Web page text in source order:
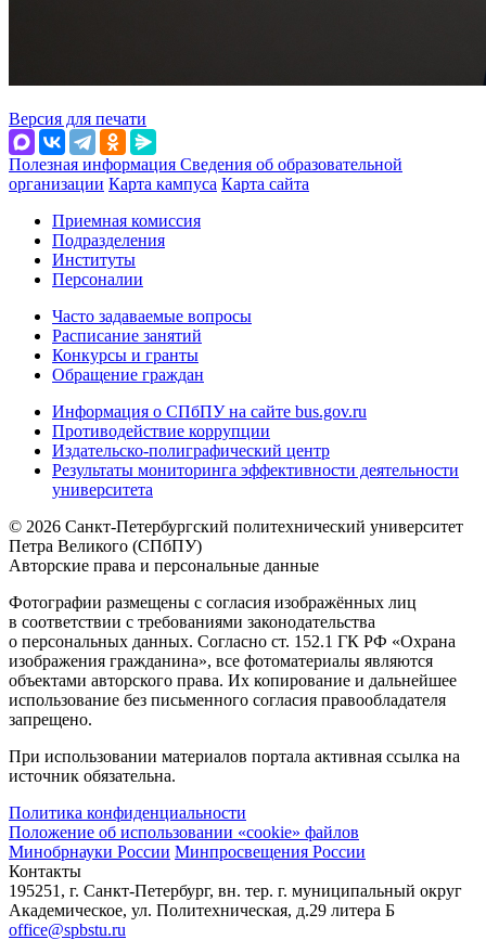
Версия для печати
Полезная информация Сведения об образовательной
организации Карта кампуса Карта сайта
Приемная комиссия
Подразделения
Институты
Персоналии
Часто задаваемые вопросы
Расписание занятий
Конкурсы и гранты
Обращение граждан
Информация о СПбПУ на сайте bus.gov.ru
Противодействие коррупции
Издательско-полиграфический центр
Результаты мониторинга эффективности деятельности
университета
© 2026 Санкт-Петербургский политехнический университет
Петра Великого (СПбПУ)
Авторские права и персональные данные
Фотографии размещены с согласия изображённых лиц
в соответствии с требованиями законодательства
о персональных данных. Согласно ст. 152.1 ГК РФ «Охрана
изображения гражданина», все фотоматериалы являются
объектами авторского права. Их копирование и дальнейшее
использование без письменного согласия правообладателя
запрещено.
При использовании материалов портала активная ссылка на
источник обязательна.
Политика конфиденциальности
Положение об использовании «cookie» файлов
Минобрнауки России Минпросвещения России
Контакты
195251, г. Санкт-Петербург, вн. тер. г. муниципальный округ
Академическое, ул. Политехническая, д.29 литера Б
office@spbstu.ru